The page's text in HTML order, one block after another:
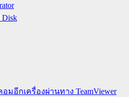
อมอีกเครื่องผ่านทาง TeamViewer